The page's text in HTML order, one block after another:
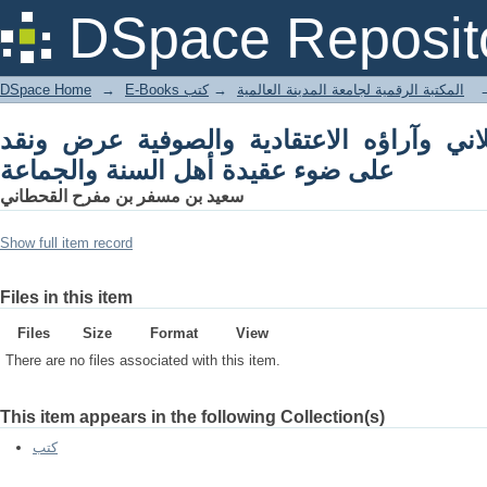
DSpace
عرض ونقد على ضوء عقيدة أهل السنة
والجماعة
DSpace Home → E-Books المكتبة الرقمية لجامعة المدينة العالمية → كتب
وآراؤه الاعتقادية والصوفية عرض ونقد
على ضوء عقيدة أهل السنة والجماعة
سعيد بن مسفر بن مفرح القحطاني
Show full item record
Files in this item
Files Size Format
View
There are no files associated with this item.
This item appears in the following Collection(s)
كتب